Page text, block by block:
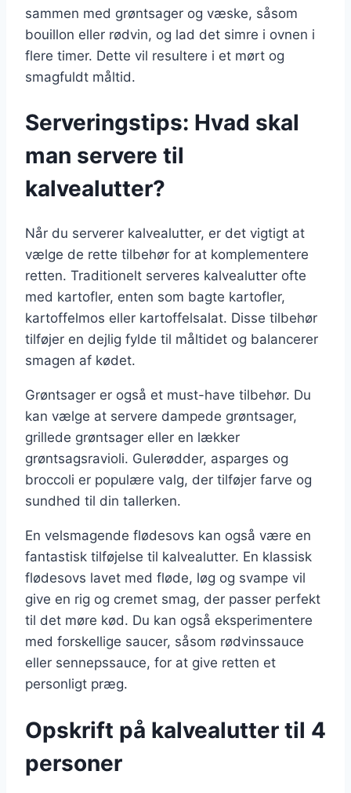
sammen med grøntsager og væske, såsom
bouillon eller rødvin, og lad det simre i ovnen i
flere timer. Dette vil resultere i et mørt og
smagfuldt måltid.
Serveringstips: Hvad skal
man servere til
kalvealutter?
Når du serverer kalvealutter, er det vigtigt at
vælge de rette tilbehør for at komplementere
retten. Traditionelt serveres kalvealutter ofte
med kartofler, enten som bagte kartofler,
kartoffelmos eller kartoffelsalat. Disse tilbehør
tilføjer en dejlig fylde til måltidet og balancerer
smagen af kødet.
Grøntsager er også et must-have tilbehør. Du
kan vælge at servere dampede grøntsager,
grillede grøntsager eller en lækker
grøntsagsravioli. Gulerødder, asparges og
broccoli er populære valg, der tilføjer farve og
sundhed til din tallerken.
En velsmagende flødesovs kan også være en
fantastisk tilføjelse til kalvealutter. En klassisk
flødesovs lavet med fløde, løg og svampe vil
give en rig og cremet smag, der passer perfekt
til det møre kød. Du kan også eksperimentere
med forskellige saucer, såsom rødvinssauce
eller sennepssauce, for at give retten et
personligt præg.
Opskrift på kalvealutter til 4
personer